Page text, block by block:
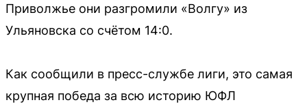
Приволжье они разгромили «Волгу» из
Ульяновска со счётом 14:0.
Как сообщили в пресс-службе лиги, это самая
крупная победа за всю историю ЮФЛ